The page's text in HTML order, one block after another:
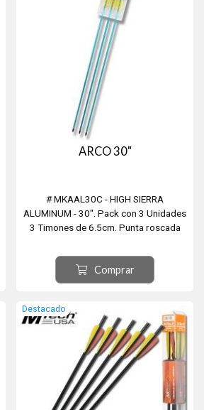
ARCO 30"
# MKAAL30C - HIGH SIERRA
ALUMINUM - 30". Pack con 3 Unidades
3 Timones de 6.5cm. Punta roscada
Comprar
Destacado